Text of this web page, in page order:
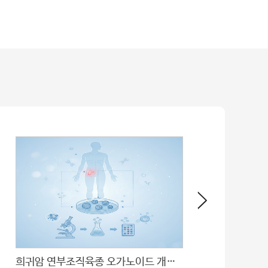
희귀암 연부조직육종 오가노이드 개발… 정밀 치료 토대 마련